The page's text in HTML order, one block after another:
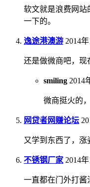
软文就是浪费网站
一下的。
逸途港澳游 2014
还是做微商吧，现
smiling 2014
微商挺火的
网贷者网赚论坛
又学到东西了，涨
不锈钢厂家 2014
一直都在门外打酱